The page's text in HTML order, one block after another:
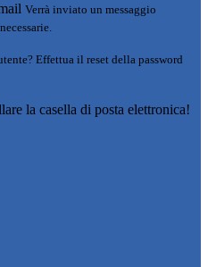
Verrà inviato un messaggio
Effettua il reset della password
la casella di posta elettronica!